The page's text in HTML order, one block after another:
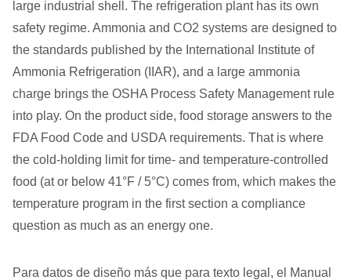
large industrial shell. The refrigeration plant has its own
safety regime. Ammonia and CO2 systems are designed to
the standards published by the International Institute of
Ammonia Refrigeration (IIAR), and a large ammonia
charge brings the OSHA Process Safety Management rule
into play. On the product side, food storage answers to the
FDA Food Code and USDA requirements. That is where
the cold-holding limit for time- and temperature-controlled
food (at or below 41°F / 5°C) comes from, which makes the
temperature program in the first section a compliance
question as much as an energy one.
Para datos de diseño más que para texto legal, el Manual